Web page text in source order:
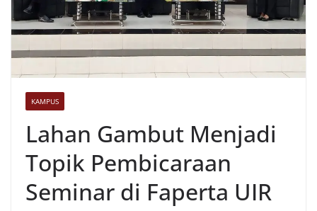
KAMPUS
Lahan Gambut Menjadi
Topik Pembicaraan
Seminar di Faperta UIR